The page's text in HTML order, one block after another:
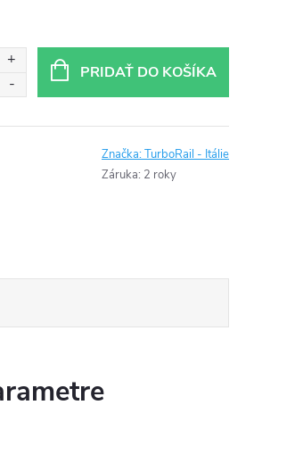
PRIDAŤ DO KOŠÍKA
Značka:TurboRail - Itálie
Záruka: 2 roky